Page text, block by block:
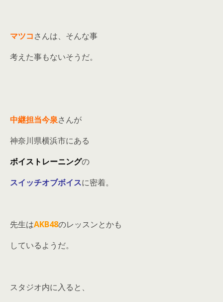
マツコさんは、そんな事
考えた事もないそうだ。
中継担当今泉さんが
神奈川県横浜市にある
ボイストレーニングの
スイッチオブボイスに密着。
先生はAKB48のレッスンとかも
しているようだ。
スタジオ内に入ると、